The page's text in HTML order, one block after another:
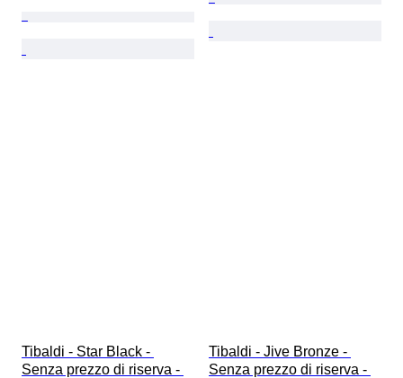
Tibaldi - Star Black -
Senza prezzo di riserva -
Tibaldi - Jive Bronze -
Senza prezzo di riserva -